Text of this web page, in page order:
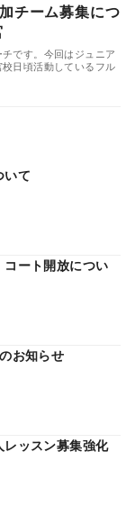
チーム募集につ
です。今回はジュニア
日頃活動しているフル
いて
ート開放につい
お知らせ
ッスン募集強化